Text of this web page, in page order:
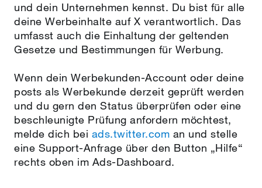
und dein Unternehmen kennst. Du bist für alle
deine Werbeinhalte auf X verantwortlich. Das
umfasst auch die Einhaltung der geltenden
Gesetze und Bestimmungen für Werbung.
Wenn dein Werbekunden-Account oder deine
posts als Werbekunde derzeit geprüft werden
und du gern den Status überprüfen oder eine
beschleunigte Prüfung anfordern möchtest,
melde dich bei ads.twitter.com an und stelle
eine Support-Anfrage über den Button „Hilfe“
rechts oben im Ads-Dashboard.